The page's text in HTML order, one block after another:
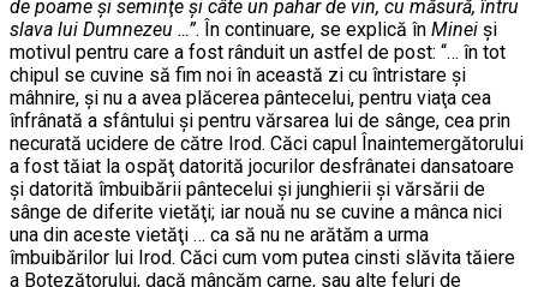
de poame şi seminţe şi câte un pahar de vin, cu măsură, întru
slava lui Dumnezeu …”. În continuare, se explică în Minei şi
motivul pentru care a fost rânduit un astfel de post: “… în tot
chipul se cuvine să fim noi în această zi cu întristare şi
mâhnire, şi nu a avea plăcerea pântecelui, pentru viaţa cea
înfrânată a sfântului şi pentru vărsarea lui de sânge, cea prin
necurată ucidere de către Irod. Căci capul Înaintemergătorului
a fost tăiat la ospăţ datorită jocurilor desfrânatei dansatoare
şi datorită îmbuibării pântecelui şi junghierii şi vărsării de
sânge de diferite vietăţi; iar nouă nu se cuvine a mânca nici
una din aceste vietăţi … ca să nu ne arătăm a urma
îmbuibărilor lui Irod. Căci cum vom putea cinsti slăvita tăiere
a Botezătorului, dacă mâncăm carne, sau alte feluri de